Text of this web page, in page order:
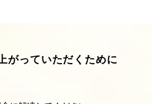
がっていただくために